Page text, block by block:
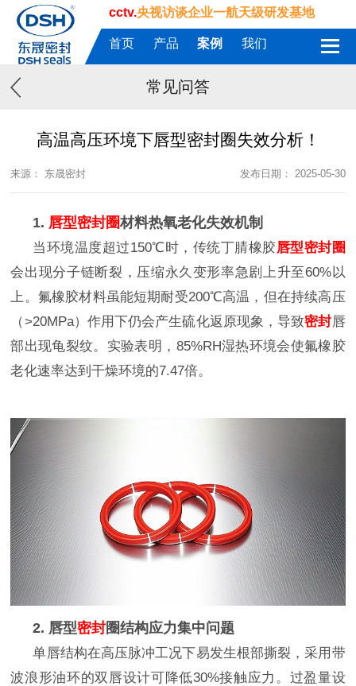
cctv.央视访谈企业一航天级研发基地
首页 产品 案例 我们
常见问答
高温高压环境下唇型密封圈失效分析！
来源： 东晟密封 发布日期： 2025-05-30
1. 唇型密封圈材料热氧老化失效机制
当环境温度超过150℃时，传统丁腈橡胶唇型密封圈
会出现分子链断裂，压缩永久变形率急剧上升至60%以
上。氟橡胶材料虽能短期耐受200℃高温，但在持续高压
（>20MPa）作用下仍会产生硫化返原现象，导致密封唇
部出现龟裂纹。实验表明， 85%RH湿热环境会使氟橡胶
老化速率达到干燥环境的7.47倍。
2. 唇型密封圈结构应力集中问题
单唇结构在高压脉冲工况下易发生根部撕裂，采用带
波浪形油环的双唇设计可降低30%接触应力。过盈量设